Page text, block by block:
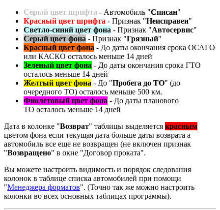
Серый цвет шрифта - Автомобиль "Списан"
Красный цвет шрифта - Признак "Неисправен"
Светло-синий цвет фона - Признак "Автосервис"
Серый цвет фона - Признак "Грязный"
Красный цвет фона - До даты окончания срока ОСАГО
или КАСКО осталось меньше 14 дней
Зеленый цвет фона - До даты окончания срока ГТО
осталось меньше 14 дней
Желтый цвет фона - До "Пробега до ТО" (до
очередного ТО) осталось меньше 500 км.
Фиолетовый цвет фона - До даты планового
ТО осталось меньше 14 дней
Дата в колонке "Возврат" таблицы выделяется красным
цветом фона если текущая дата больше даты возврата а
автомобиль все еще не возвращен (не включен признак
"Возвращено" в окне "Договор проката".
Вы можете настроить видимость и порядок следования
колонок в таблице списка автомобилей при помощи
"Менеджера форматов". (Точно так же можно настроить
колонки во всех основных таблицах программы).